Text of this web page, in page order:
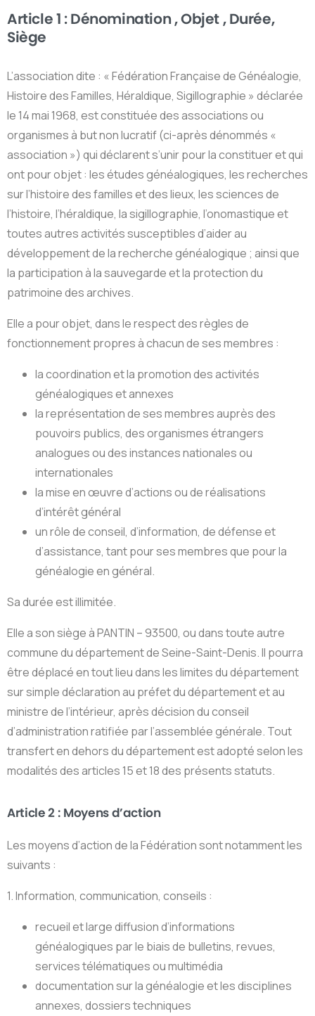
Article 1 : Dénomination , Objet , Durée,
Siège
L’association dite : « Fédération Française de Généalogie,
Histoire des Familles, Héraldique, Sigillographie » déclarée
le 14 mai 1968, est constituée des associations ou
organismes à but non lucratif (ci-après dénommés «
association ») qui déclarent s’unir pour la constituer et qui
ont pour objet : les études généalogiques, les recherches
sur l’histoire des familles et des lieux, les sciences de
l’histoire, l’héraldique, la sigillographie, l’onomastique et
toutes autres activités susceptibles d’aider au
développement de la recherche généalogique ; ainsi que
la participation à la sauvegarde et la protection du
patrimoine des archives.
Elle a pour objet, dans le respect des règles de
fonctionnement propres à chacun de ses membres :
la coordination et la promotion des activités
généalogiques et annexes
la représentation de ses membres auprès des
pouvoirs publics, des organismes étrangers
analogues ou des instances nationales ou
internationales
la mise en œuvre d’actions ou de réalisations
d’intérêt général
un rôle de conseil, d’information, de défense et
d’assistance, tant pour ses membres que pour la
généalogie en général.
Sa durée est illimitée.
Elle a son siège à PANTIN – 93500, ou dans toute autre
commune du département de Seine-Saint-Denis. Il pourra
être déplacé en tout lieu dans les limites du département
sur simple déclaration au préfet du département et au
ministre de l’intérieur, après décision du conseil
d’administration ratifiée par l’assemblée générale. Tout
transfert en dehors du département est adopté selon les
modalités des articles 15 et 18 des présents statuts.
Article 2 : Moyens d’action
Les moyens d’action de la Fédération sont notamment les
suivants :
1. Information, communication, conseils :
recueil et large diffusion d’informations
généalogiques par le biais de bulletins, revues,
services télématiques ou multimédia
documentation sur la généalogie et les disciplines
annexes, dossiers techniques